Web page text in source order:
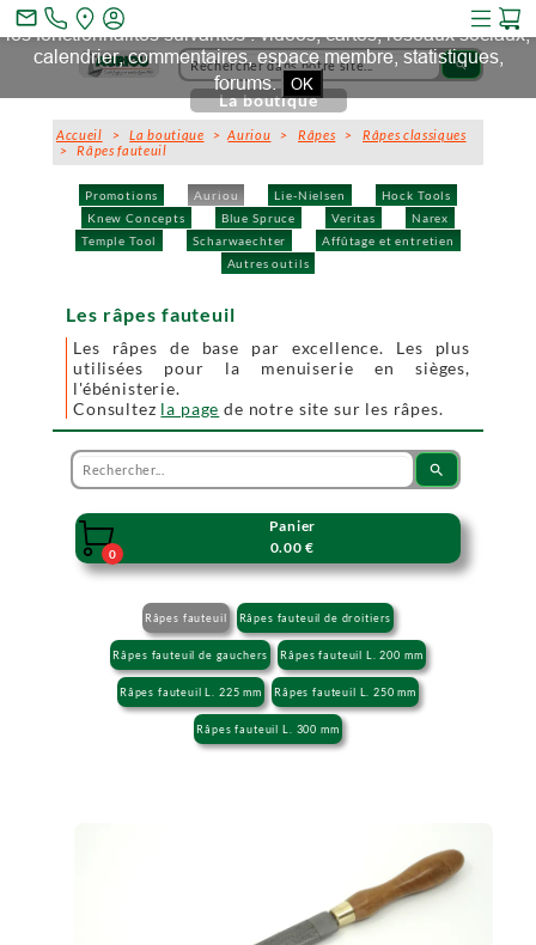
search
Promotions Auriou Lie-Nielsen
Hock Tools
Knew Concepts
Blue Spruce Veritas
Narex
Temple Tool
Scharwaechter
Affûtage et entretien
Autres outils
La boutique
Accueil >La boutique >Auriou >Râpes >Râpes classiques
> Râpes fauteuil
Les râpes fauteuil
Les râpes de base par excellence. Les plus
utilisées pour la menuiserie en sièges,
l'ébénisterie.
Consultez la page de notre site sur les râpes.
search

0
Panier
0.00 €
Râpes fauteuil Râpes fauteuil de droitiers
Râpes fauteuil de gauchers Râpes fauteuil L. 200 mm
Râpes fauteuil L. 225 mm Râpes fauteuil L. 250 mm
Râpes fauteuil L. 300 mm
mail_outline
Ce site et des sites tiers qu'il utilise collectent des cookies pour
les fonctionnalités suivantes : vidéos, cartes, réseaux sociaux,
calendrier, commentaires, espace membre, statistiques,
forums. OK